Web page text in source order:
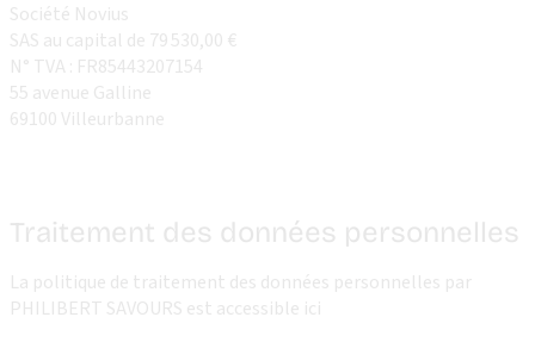
Société Novius
SAS au capital de 79 530,00 €
N° TVA : FR85443207154
55 avenue Galline
69100 Villeurbanne
Traitement des données personnelles
La politique de traitement des données personnelles par
PHILIBERT SAVOURS est accessible ici